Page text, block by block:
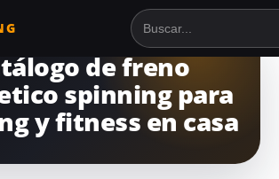
Buscar en
de freno
spinning para
y fitness en casa